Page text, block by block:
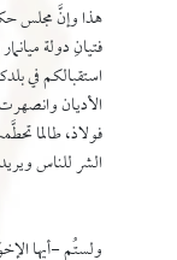
هذا وإنَّ مجلس
فتيانِ دولة
استقبالكم في
الأديان
فولاذ، طالما
الشر للناس
ولستُم -أيها